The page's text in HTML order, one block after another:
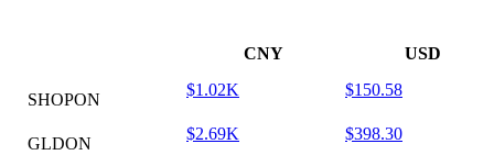
CNY USD
SHOPON
$1.02K $150.58
GLDON
$2.69K $398.30